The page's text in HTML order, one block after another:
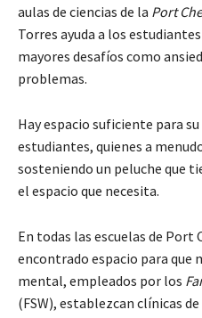
aulas de ciencias de la Port
Torres ayuda a los
mayores desafíos como
problemas.
Hay espacio suficiente para
estudiantes, quienes a
sosteniendo un peluche que
el espacio que necesita.
En todas las escuelas de
encontrado espacio para que
mental, empleados por los
(FSW), establezcan clínicas